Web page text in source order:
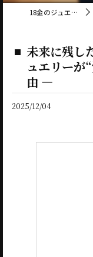
18金のジュエリーならA.I JEWELRIES
未来に残し
ュエリーが
由 ―
2025/12/04